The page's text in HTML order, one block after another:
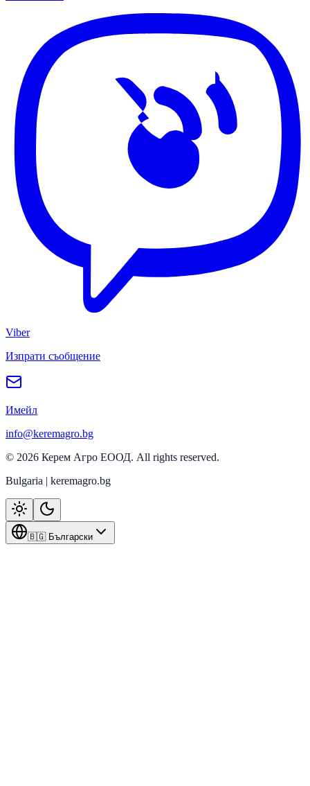
Viber
Изпрати съобщение
Имейл
info@keremagro.bg
© 2026 Керем Агро ЕООД. All rights reserved.
Bulgaria | keremagro.bg
🇧🇬 Български